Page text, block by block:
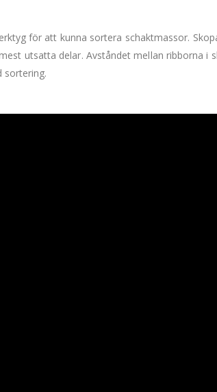
för att kunna sortera schaktmassor.
utsatta delar. Avståndet mellan ribborna i
sortering.